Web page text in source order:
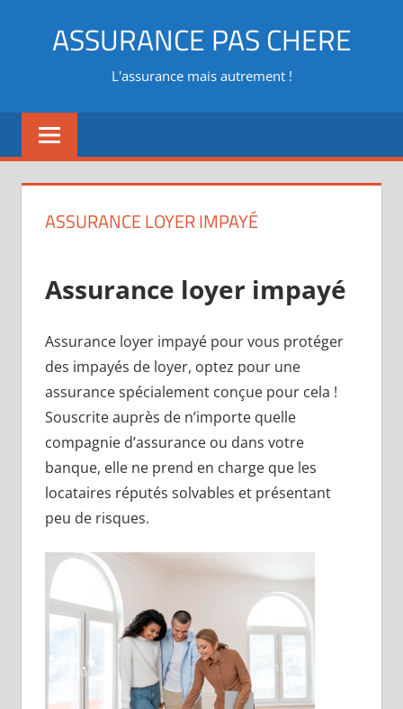
ASSURANCE PAS CHERE
L'assurance mais autrement !
ASSURANCE LOYER IMPAYÉ
Assurance loyer impayé
Assurance loyer impayé pour vous protéger
des impayés de loyer, optez pour une
assurance spécialement conçue pour cela !
Souscrite auprès de n’importe quelle
compagnie d’assurance ou dans votre
banque, elle ne prend en charge que les
locataires réputés solvables et présentant
peu de risques.